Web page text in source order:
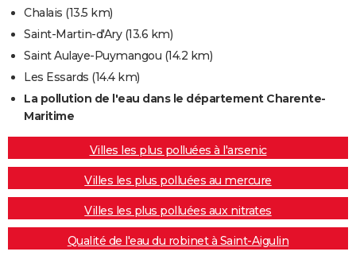
Bricolage
Lifestyle
Culture
Sport
Auto
Television
Voyage
Cinema
Chalais (13.5 km)
Saint-Martin-d'Ary(13.6 km)
Saint Aulaye-Puymangou (14.2 km)
Les Essards (14.4 km)
La pollution de l'eau dans le département Charente-
Maritime
Villes les plus polluées à l'arsenic
Villes les plus polluées au mercure
Villes les plus polluées aux nitrates
Qualité de l'eau du robinet à Saint-Aigulin